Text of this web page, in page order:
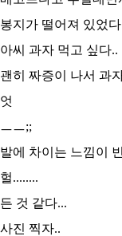
봉지가 떨어져 있었다
아씨 과자 먹고 싶다..
괜히 짜증이 나서 과
엇
ㅡㅡ;;
발에 차이는 느낌이
헐........
든 것 같다...
사진 찍자..